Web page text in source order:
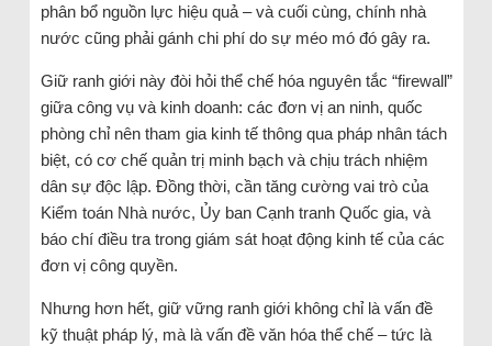
phân bổ nguồn lực hiệu quả – và cuối cùng, chính nhà
nước cũng phải gánh chi phí do sự méo mó đó gây ra.
Giữ ranh giới này đòi hỏi thể chế hóa nguyên tắc “firewall”
giữa công vụ và kinh doanh: các đơn vị an ninh, quốc
phòng chỉ nên tham gia kinh tế thông qua pháp nhân tách
biệt, có cơ chế quản trị minh bạch và chịu trách nhiệm
dân sự độc lập. Đồng thời, cần tăng cường vai trò của
Kiểm toán Nhà nước, Ủy ban Cạnh tranh Quốc gia, và
báo chí điều tra trong giám sát hoạt động kinh tế của các
đơn vị công quyền.
Nhưng hơn hết, giữ vững ranh giới không chỉ là vấn đề
kỹ thuật pháp lý, mà là vấn đề văn hóa thể chế – tức là